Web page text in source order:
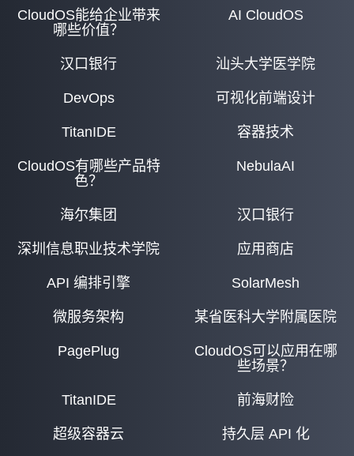
CloudOS能给企业带来
哪些价值？
AI CloudOS
汉口银行 汕头大学医学院
DevOps 可视化前端设计
TitanIDE 容器技术
CloudOS有哪些产品特
色？
NebulaAI
海尔集团 汉口银行
深圳信息职业技术学院 应用商店
API 编排引擎 SolarMesh
微服务架构 某省医科大学附属医院
PagePlug
CloudOS可以应用在哪
些场景？
TitanIDE 前海财险
超级容器云 持久层 API 化